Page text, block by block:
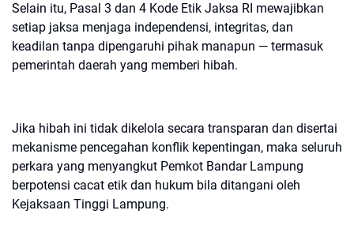
Selain itu, Pasal 3 dan 4 Kode Etik Jaksa RI mewajibkan
setiap jaksa menjaga independensi, integritas, dan
keadilan tanpa dipengaruhi pihak manapun — termasuk
pemerintah daerah yang memberi hibah.
Jika hibah ini tidak dikelola secara transparan dan disertai
mekanisme pencegahan konflik kepentingan, maka seluruh
perkara yang menyangkut Pemkot Bandar Lampung
berpotensi cacat etik dan hukum bila ditangani oleh
Kejaksaan Tinggi Lampung.